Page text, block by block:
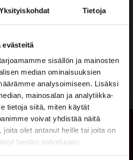
Tietoja
evästeitä
sisällön ja mainosten
median ominaisuuksien
analysoimiseen. Lisäksi
mainosalan ja analytiikka-
tietoja siitä, miten käytät
voivat yhdistää näitä
joita olet antanut heille tai joita on
heidän palvelujaan.
Tässä artikkelissa kerromme,
käytännössä tarkoittaa, mistä se
valesokkelitalossa. Varaa
Mikä valesokkeli on ja milloin
Asutko talossa, joka on
luvuilla? Tuona ajanjaksona
luvuilla) rakennettiin paljon […]
×
2026 · LEMPÄÄLÄ
on mukana